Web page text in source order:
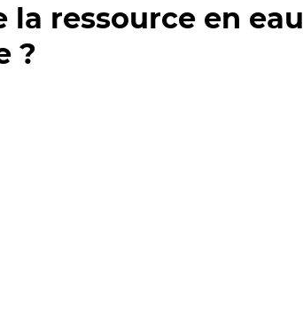
ressource en eau
?